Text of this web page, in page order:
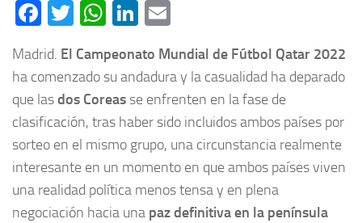
Facebook
TwitterWhatsApp
LinkedIn
Madrid. El Campeonato Mundial de Fútbol Qatar 2022
ha comenzado su andadura y la casualidad ha deparado
que lasdos Coreas se enfrenten en la fase de
clasificación, tras haber sido incluidos ambos países por
sorteo en el mismo grupo, una circunstancia realmente
interesante en un momento en que ambos países viven
una realidad política menos tensa y en plena
negociación hacia una paz definitiva en la península